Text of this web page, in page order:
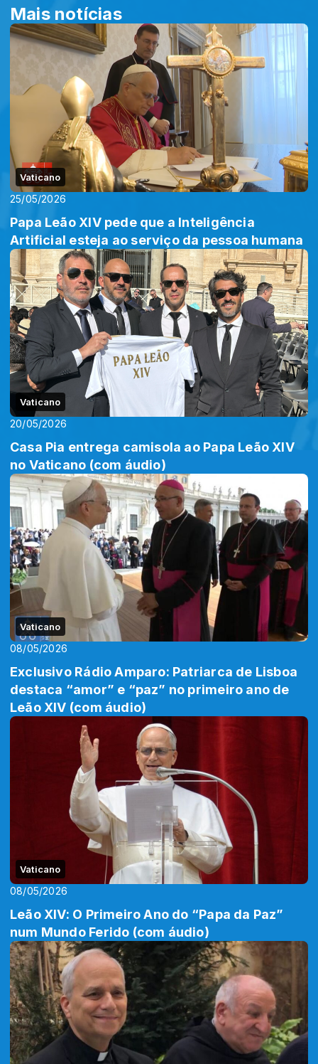
Mais notícias
Vaticano
25/05/2026
Papa Leão XIV pede que a Inteligência
Artificial esteja ao serviço da pessoa humana
Vaticano
20/05/2026
Casa Pia entrega camisola ao Papa Leão XIV
no Vaticano (com áudio)
Vaticano
08/05/2026
Exclusivo Rádio Amparo: Patriarca de Lisboa
destaca “amor” e “paz” no primeiro ano de
Leão XIV (com áudio)
Vaticano
08/05/2026
Leão XIV: O Primeiro Ano do “Papa da Paz”
num Mundo Ferido (com áudio)